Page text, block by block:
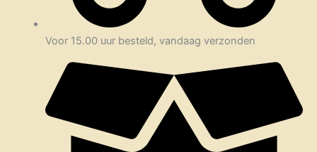
Voor 15.00 uur besteld, vandaag verzonden